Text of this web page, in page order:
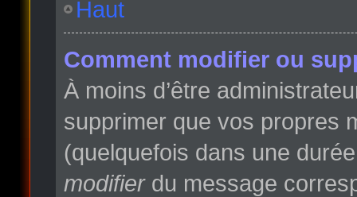
Haut
Comment modifier ou
À moins d’être
supprimer que vos propres
(quelquefois dans une
modifierdu message